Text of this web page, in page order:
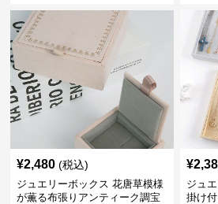
¥2,480 (税込)
ジュエリーボックス 花唐草模様
が薫る布張りアンティーク調宝
¥
ジュ
掛け